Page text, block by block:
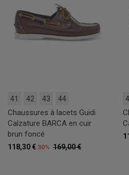
41 42 43 44
Chaussures à lacets Guidi
Calzature BARCA en cuir
brun foncé
169,00 €
118,30 € 30%